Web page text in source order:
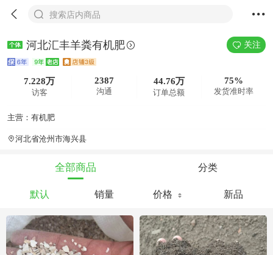
搜索店内商品
河北汇丰羊粪有机肥 关注
7.228万
访客
2387
沟通
44.76万
订单总额
75%
发货准时率
主营：有机肥
河北省沧州市海兴县
全部商品 分类
默认 销量 价格 新品